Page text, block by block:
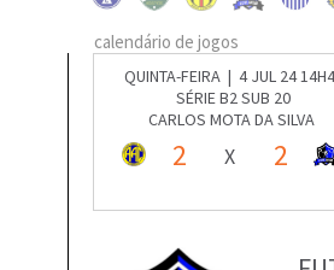
calendário de jogos
QUINTA-FEIRA | 4 JUL 24
SÉRIE B2 SUB 20
CARLOS MOTA DA SILVA
2 X 2